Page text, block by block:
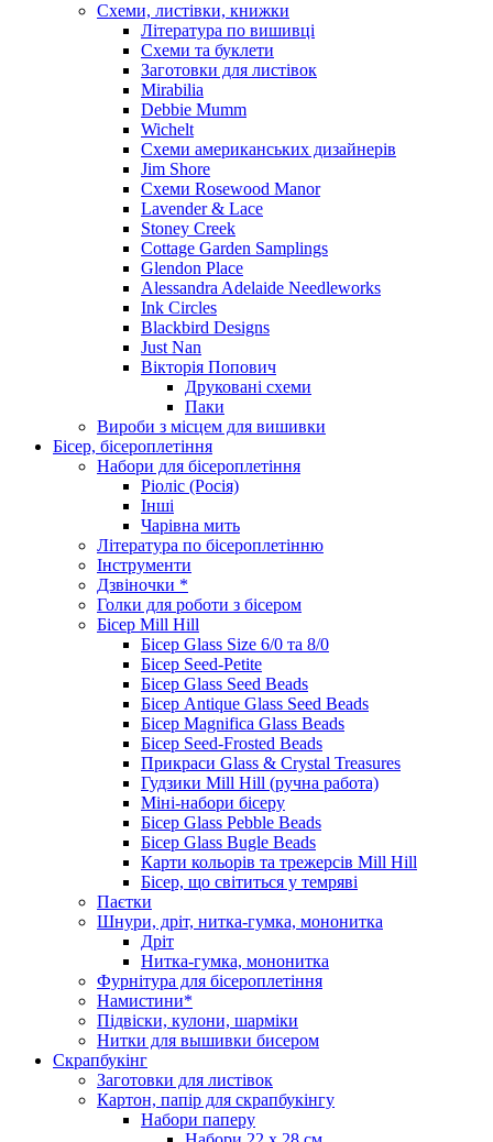
Схеми, листівки, книжки
Література по вишивці
Схеми та буклети
Заготовки для листівок
Mirabilia
Debbie Mumm
Wichelt
Схеми американських дизайнерів
Jim Shore
Cхеми Rosewood Manor
Lavender & Lace
Stoney Creek
Cottage Garden Samplings
Glendon Place
Alessandra Adelaide Needleworks
Ink Circles
Blackbird Designs
Just Nan
Вікторія Попович
Друковані схеми
Паки
Вироби з місцем для вишивки
Бісер, бісероплетіння
Набори для бісероплетіння
Ріоліс (Росія)
Інші
Чарівна мить
Література по бісероплетінню
Інструменти
Дзвіночки *
Голки для роботи з бісером
Бісер Mill Hill
Бісер Glass Size 6/0 та 8/0
Бісер Seed-Petite
Бісер Glass Seed Beads
Бісер Antique Glass Seed Beads
Бісер Magnifica Glass Beads
Бісер Seed-Frosted Beads
Прикраси Glass & Crystal Treasures
Гудзики Mill Hill (ручна работа)
Міні-набори бісеру
Бісер Glass Pebble Beads
Бісер Glass Bugle Beads
Карти кольорів та трежерсів Mill Hill
Бісер, що світиться у темряві
Паєтки
Шнури, дріт, нитка-гумка, мононитка
Дріт
Нитка-гумка, мононитка
Фурнітура для бісероплетіння
Намистини*
Підвіски, кулони, шарміки
Нитки для вышивки бисером
Скрапбукінг
Заготовки для листівок
Картон, папір для скрапбукінгу
Набори паперу